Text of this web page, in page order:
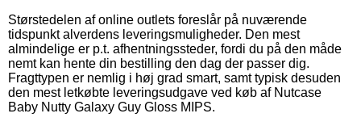
Størstedelen af online outlets foreslår på nuværende
tidspunkt alverdens leveringsmuligheder. Den mest
almindelige er p.t. afhentningssteder, fordi du på den måde
nemt kan hente din bestilling den dag der passer dig.
Fragttypen er nemlig i høj grad smart, samt typisk desuden
den mest letkøbte leveringsudgave ved køb af Nutcase
Baby Nutty Galaxy Guy Gloss MIPS.